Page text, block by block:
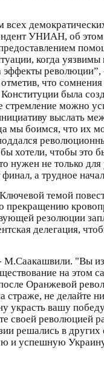
УНИАН, об этом
когда
эффекты
что
была
можно
выслать
мы боимся, что их
чтобы это
нужен не только
а трудное
темой
прекращению
резолюции
делегация,
М.Саакашвили. "Вы
на
Оранжевой
страже, не делайте
украсть вашу
своей революцией
решались в
и успешную